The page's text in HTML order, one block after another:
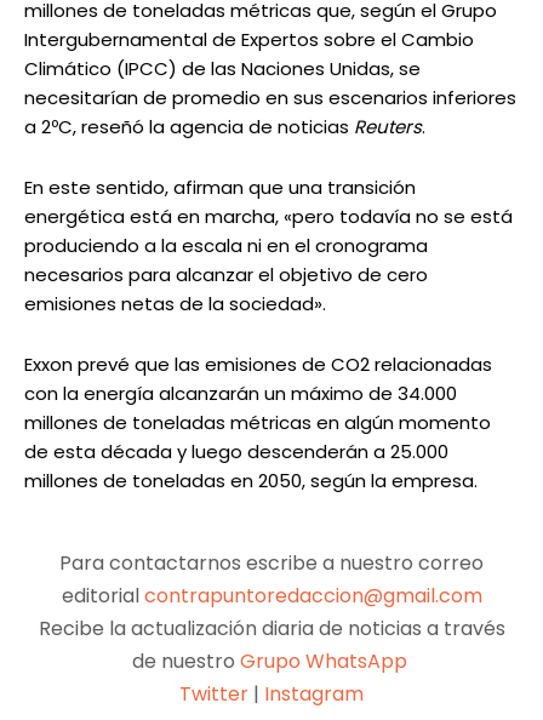
millones de toneladas métricas que, según el Grupo
Intergubernamental de Expertos sobre el Cambio
Climático (IPCC) de las Naciones Unidas, se
necesitarían de promedio en sus escenarios inferiores
a 2ºC, reseñó la agencia de noticias Reuters.
En este sentido, afirman que una transición
energética está en marcha, «pero todavía no se está
produciendo a la escala ni en el cronograma
necesarios para alcanzar el objetivo de cero
emisiones netas de la sociedad».
Exxon prevé que las emisiones de CO2 relacionadas
con la energía alcanzarán un máximo de 34.000
millones de toneladas métricas en algún momento
de esta década y luego descenderán a 25.000
millones de toneladas en 2050, según la empresa.
Para contactarnos escribe a nuestro correo
editorialcontrapuntoredaccion@gmail.com
Recibe la actualización diaria de noticias a través
de nuestro Grupo WhatsApp
Twitter | Instagram